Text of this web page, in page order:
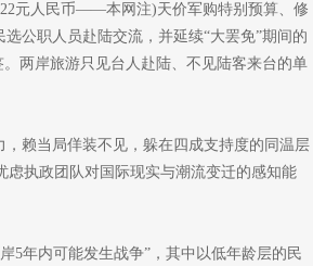
元人民币——本网注)天价军购特别预算、修
公职人员赴陆交流，并延续“大罢免”期间的
两岸旅游只见台人赴陆、不见陆客来台的单
赖当局佯装不见，躲在四成支持度的同温层
执政团队对国际现实与潮流变迁的感知能
5年内可能发生战争”，其中以低年龄层的民